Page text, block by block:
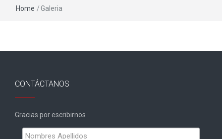
Home /Galeria
CONTÁCTANOS
Gracias por escribirnos